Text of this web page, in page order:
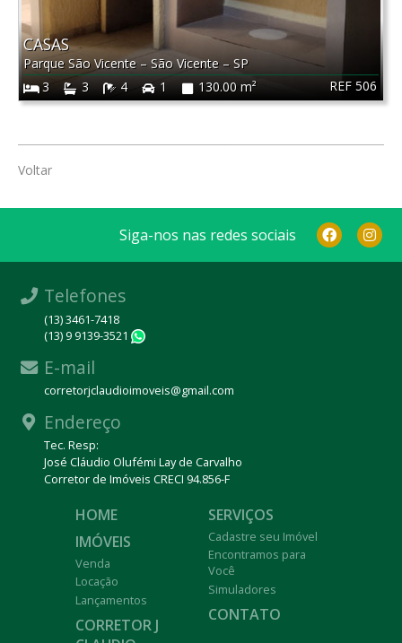
REF 506
CASAS
Parque São Vicente – São Vicente – SP
3
3 4 1 130.00 m²
Voltar
Siga-nos nas redes sociais
Telefones
(13) 3461-7418
(13) 9 9139-3521
E-mail
corretorjclaudioimoveis@gmail.com
Endereço
Tec. Resp:
José Cláudio Olufémi Lay de Carvalho
Corretor de Imóveis CRECI 94.856-F
HOME
IMÓVEIS
Venda
Locação
Lançamentos
CORRETOR J
SERVIÇOS
Cadastre seu Imóvel
Encontramos para
Você
Simuladores
CONTATO